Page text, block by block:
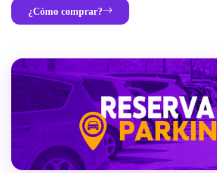
¿Cómo comprar?